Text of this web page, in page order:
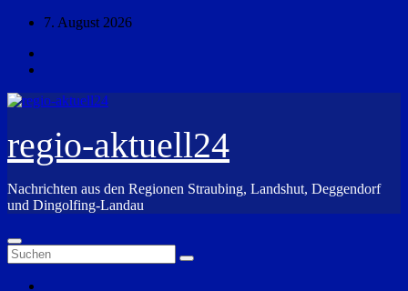
Zum
springen
7. August 2026
regio-aktuell24
Nachrichten aus den Regionen Straubing, Landshut, Deggendorf
und Dingolfing-Landau